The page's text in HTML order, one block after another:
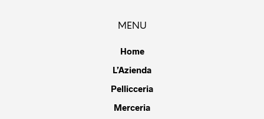
MENU
Home
L’Azienda
Pellicceria
Merceria